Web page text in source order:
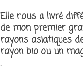
Elle nous a livré
de mon premier
rayons asiatiques
rayon bio ou un
.